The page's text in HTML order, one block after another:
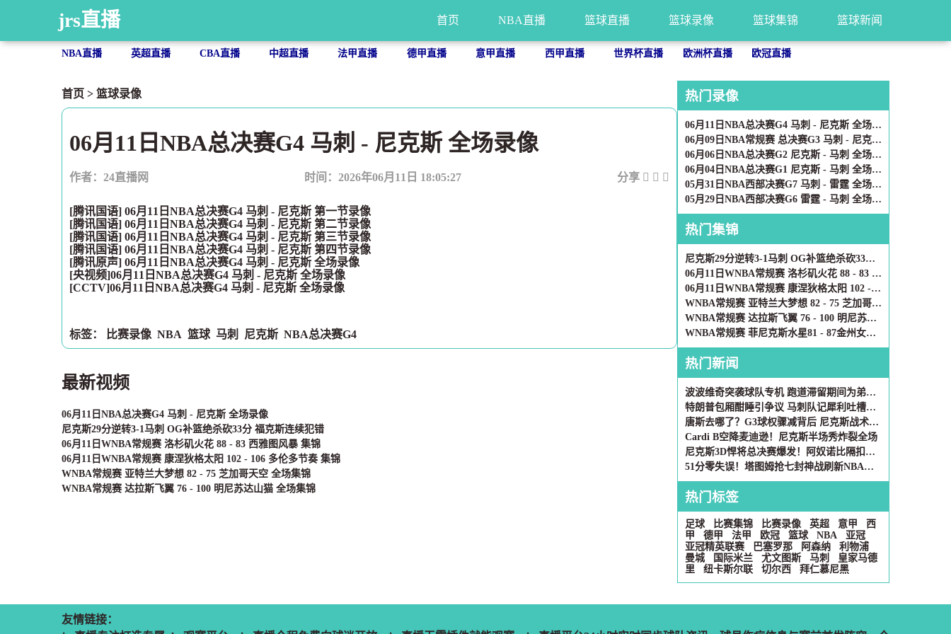
jrs直播 首页 NBA直播 篮球直播 篮球录像 篮球集锦 篮球新闻
NBA直播 英超直播 CBA直播 中超直播 法甲直播 德甲直播 意甲直播 西甲直播 世界杯直播 欧洲杯直播 欧冠直播
首页 > 篮球录像
06月11日NBA总决赛G4 马刺 - 尼克斯 全场录像
作者：24直播网 时间：2026年06月11日 18:05:27 分享
[腾讯国语] 06月11日NBA总决赛G4 马刺 - 尼克斯 第一节录像
[腾讯国语] 06月11日NBA总决赛G4 马刺 - 尼克斯 第二节录像
[腾讯国语] 06月11日NBA总决赛G4 马刺 - 尼克斯 第三节录像
[腾讯国语] 06月11日NBA总决赛G4 马刺 - 尼克斯 第四节录像
[腾讯原声] 06月11日NBA总决赛G4 马刺 - 尼克斯 全场录像
[央视频]06月11日NBA总决赛G4 马刺 - 尼克斯 全场录像
[CCTV]06月11日NBA总决赛G4 马刺 - 尼克斯 全场录像
标签： 比赛录像 NBA 篮球 马刺 尼克斯 NBA总决赛G4
最新视频
06月11日NBA总决赛G4 马刺 - 尼克斯 全场录像
尼克斯29分逆转3-1马刺 OG补篮绝杀砍33分 福克斯连续犯错
06月11日WNBA常规赛 洛杉矶火花 88 - 83 西雅图风暴 集锦
06月11日WNBA常规赛 康涅狄格太阳 102 - 106 多伦多节奏 集锦
WNBA常规赛 亚特兰大梦想 82 - 75 芝加哥天空 全场集锦
WNBA常规赛 达拉斯飞翼 76 - 100 明尼苏达山猫 全场集锦
热门录像
06月11日NBA总决赛G4 马刺 - 尼克斯 全场录像
06月09日NBA常规赛 总决赛G3 马刺 - 尼克斯 全场录像
06月06日NBA总决赛G2 尼克斯 - 马刺 全场录像
06月04日NBA总决赛G1 尼克斯 - 马刺 全场录像
05月31日NBA西部决赛G7 马刺 - 雷霆 全场录像
05月29日NBA西部决赛G6 雷霆 - 马刺 全场录像
热门集锦
尼克斯29分逆转3-1马刺 OG补篮绝杀砍33分 福克斯连续犯错
06月11日WNBA常规赛 洛杉矶火花 88 - 83 西雅图风暴 集锦
06月11日WNBA常规赛 康涅狄格太阳 102 - 106 多伦多节奏 集锦
WNBA常规赛 亚特兰大梦想 82 - 75 芝加哥天空 全场集锦
WNBA常规赛 达拉斯飞翼 76 - 100 明尼苏达山猫 全场集锦
WNBA常规赛 菲尼克斯水星81 - 87金州女武神 全场集锦
热门新闻
波波维奇突袭球队专机 跑道滞留期间为弟子注入强心剂
特朗普包厢酣睡引争议 马刺队记犀利吐槽：数亿税金换总决赛美梦
唐斯去哪了？G3球权骤减背后 尼克斯战术迷思恐自毁长城
Cardi B空降麦迪逊！尼克斯半场秀炸裂全场
尼克斯3D悍将总决赛爆发！阿奴诺比隔扣文班亚马惊艳全场
51分零失误！塔图姆抢七封神战刷新NBA历史纪录
热门标签
足球 比赛集锦 比赛录像 英超 意甲
西
甲
德甲 法甲 欧冠 篮球 NBA
亚冠
亚冠精英联赛
巴塞罗那 阿森纳
利物浦
曼城
国际米兰 尤文图斯 马刺
皇家马德
里
纽卡斯尔联 切尔西 拜仁慕尼黑
友情链接：